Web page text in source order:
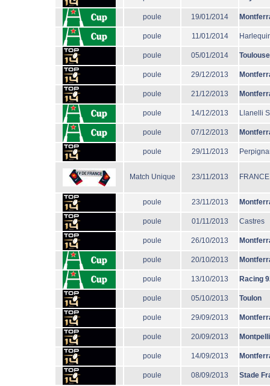
poule 19/01/2014
poule 11/01/2014
poule 05/01/2014 Toulouse
poule 29/12/2013
poule 21/12/2013
poule 14/12/2013 Llanelli
poule 07/12/2013
poule 29/11/2013
Match Unique 23/11/2013 FRANCE
poule 23/11/2013
poule 01/11/2013 Castres
poule 26/10/2013
poule 20/10/2013
poule 13/10/2013 Racing
poule 05/10/2013 Toulon
poule 29/09/2013
poule 20/09/2013
poule 14/09/2013
poule 08/09/2013 Stade